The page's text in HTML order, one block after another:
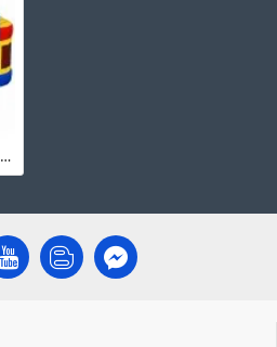
Crayon Gonfiabili Per Bambini